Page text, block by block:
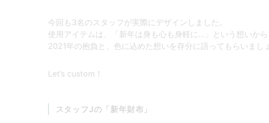
今回も3名のスタッフが実際にデザインしました。
使用アイテムは、「新年は身も心も身軽に…」という想いから
2021年の抱負と、色に込めた想いを存分に語ってもらいまし
Let’s custom！
スタッフJの「新年財布」